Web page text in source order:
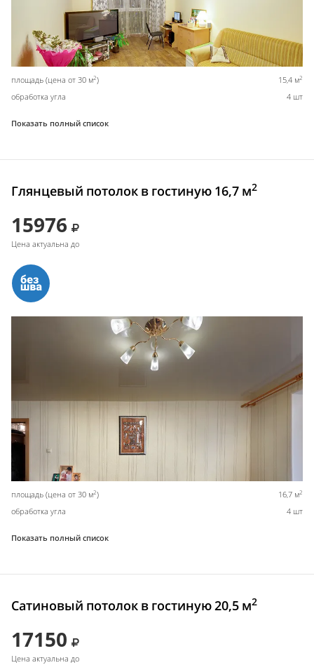
площадь (цена от 30 м2) 15,4 м2
обработка угла 4 шт
Показать полный список
Глянцевый потолок в гостиную 16,7 м2
15976
Цена актуальна до
площадь (цена от 30 м2) 16,7 м2
обработка угла 4 шт
Показать полный список
Сатиновый потолок в гостиную 20,5 м2
17150
Цена актуальна до